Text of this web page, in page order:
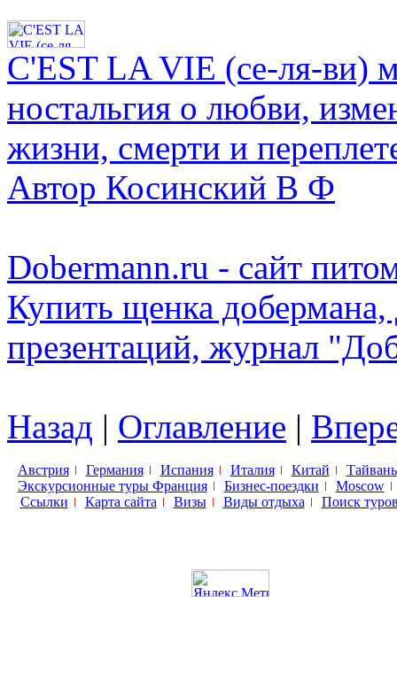
C'EST LA VIE (се-ля-ви)
ностальгия о любви,
жизни, смерти и
Автор Косинский В Ф
Dobermann.ru - сайт
Купить щенка
презентаций, журнал
Назад | Оглавление |
Австрия Германия Испания Италия Китай
Тайвань
Экскурсионные туры Франция
Бизнес-поездки
Moscow
Ссылки
Карта сайта Визы Виды отдыха Поиск